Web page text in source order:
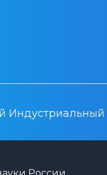
Индустриальный